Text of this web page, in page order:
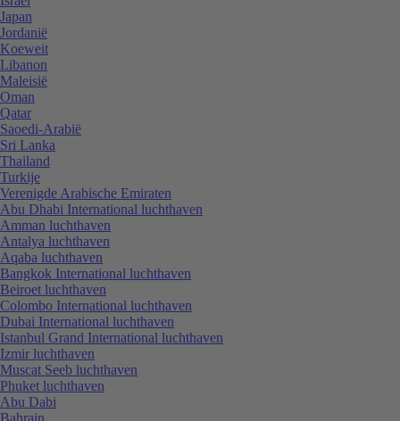
Japan
Jordanië
Koeweit
Libanon
Maleisië
Oman
Qatar
Saoedi-Arabië
Sri Lanka
Thailand
Turkije
Verenigde Arabische Emiraten
Abu Dhabi International luchthaven
Amman luchthaven
Antalya luchthaven
Aqaba luchthaven
Bangkok International luchthaven
Beiroet luchthaven
Colombo International luchthaven
Dubai International luchthaven
Istanbul Grand International luchthaven
Izmir luchthaven
Muscat Seeb luchthaven
Phuket luchthaven
Abu Dabi
Bahrain